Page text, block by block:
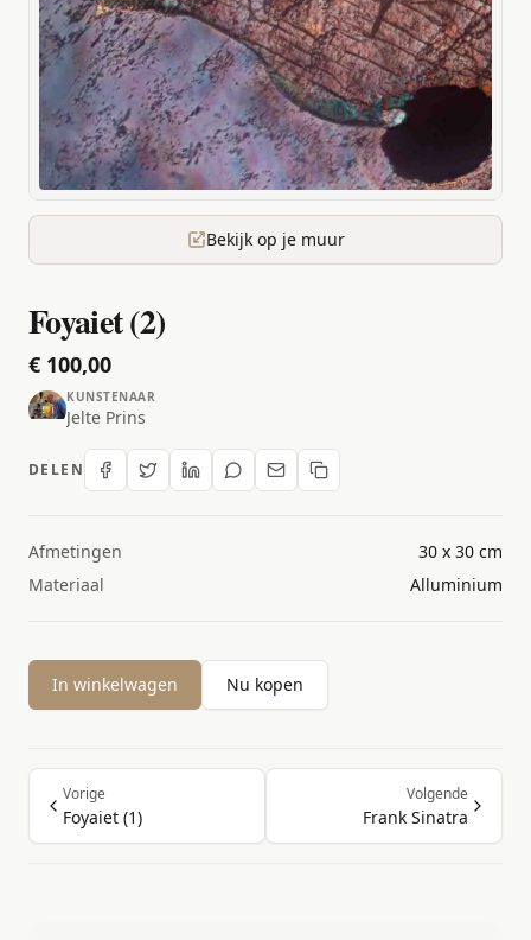
Bekijk op je muur
Foyaiet (2)
€ 100,00
KUNSTENAAR
Jelte Prins
DELEN
Afmetingen
30 x 30 cm
Materiaal
Alluminium
In winkelwagen Nu kopen
Vorige
Foyaiet (1)
Volgende
Frank Sinatra